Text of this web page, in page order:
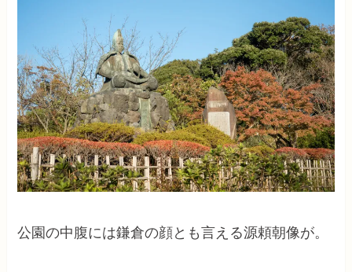
公園の中腹には鎌倉の顔とも言える源頼朝像が。